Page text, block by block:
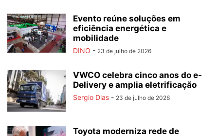
Evento reúne soluções em
eficiência energética e
mobilidade
DINO - 23 de julho de 2026
VWCO celebra cinco anos do e-
Delivery e amplia eletrificação
Sergio Dias - 23 de julho de 2026
Toyota moderniza rede de